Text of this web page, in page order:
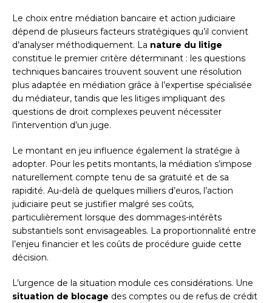
Le choix entre médiation bancaire et action judiciaire
dépend de plusieurs facteurs stratégiques qu’il convient
d’analyser méthodiquement. La nature du litige
constitue le premier critère déterminant : les questions
techniques bancaires trouvent souvent une résolution
plus adaptée en médiation grâce à l’expertise spécialisée
du médiateur, tandis que les litiges impliquant des
questions de droit complexes peuvent nécessiter
l’intervention d’un juge.
Le montant en jeu influence également la stratégie à
adopter. Pour les petits montants, la médiation s’impose
naturellement compte tenu de sa gratuité et de sa
rapidité. Au-delà de quelques milliers d’euros, l’action
judiciaire peut se justifier malgré ses coûts,
particulièrement lorsque des dommages-intérêts
substantiels sont envisageables. La proportionnalité entre
l’enjeu financier et les coûts de procédure guide cette
décision.
L’urgence de la situation module ces considérations. Une
situation de blocage des comptes ou de refus de crédit